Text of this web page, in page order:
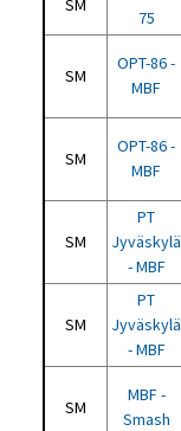
SM
75
SM
OPT-86 -
MBF
SM
OPT-86 -
MBF
SM
PT
Jyväskylä
- MBF
SM
PT
Jyväskylä
- MBF
SM
MBF -
Smash